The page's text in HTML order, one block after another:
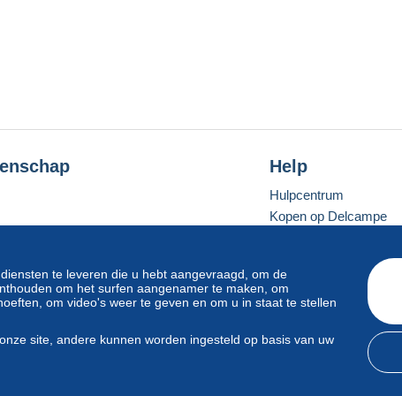
te leveren die u hebt aangevraagd, om de
om het surfen aangenamer te maken, om
om video's weer te geven en om u in staat te stellen
site, andere kunnen worden ingesteld op basis van uw
Help
Hulpcentrum
Kopen op Delcampe
Een beveiligde website